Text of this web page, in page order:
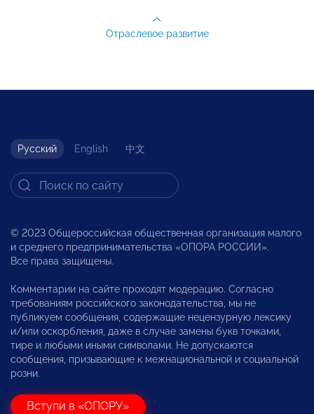
Отраслевое развитие
Русский English 中文
© 2023 Общероссийская общественная организация малого
и среднего предпринимательства «ОПОРА РОССИИ».
Все права защищены.
Комментарии на сайте проходят модерацию. Согласно
требованиям российского законодательства, мы не
публикуем сообщения, содержащие нецензурную лексику
и/или оскорбления, даже в случае замены букв точками,
тире и любыми иными символами. Не допускаются
сообщения, призывающие к межнациональной и социальной
розни.
Вступи в «ОПОРУ»